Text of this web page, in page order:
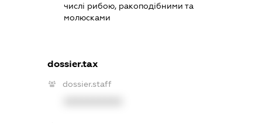
числі рибою, ракоподібними та
молюсками
dossier.tax
dossier.staff